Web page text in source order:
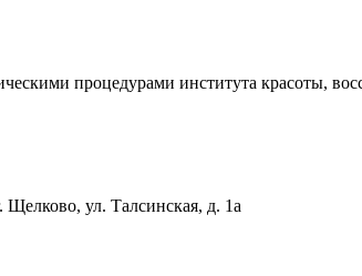
процедурами института красоты,
Щелково, ул. Талсинская, д. 1а